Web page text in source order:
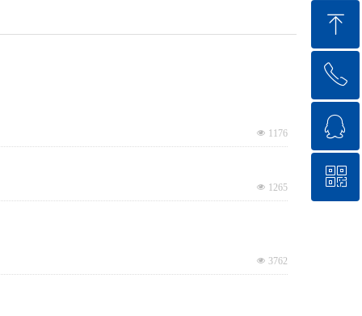
넶 1176
넶 1265
넶 3762
ꁸ
回到顶部
ꂅ
ꁗ
QQ客服
ꀥ